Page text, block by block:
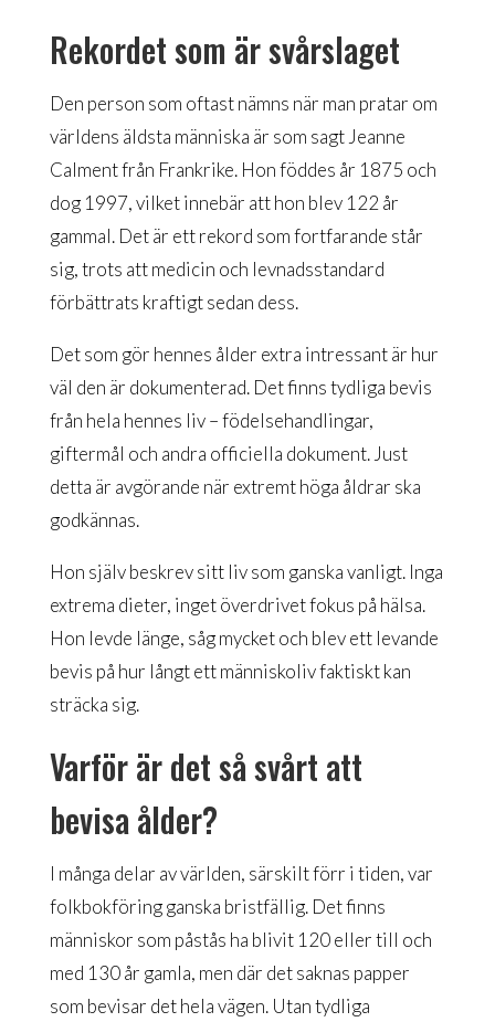
Rekordet som är svårslaget
Den person som oftast nämns när man pratar om
världens äldsta människa är som sagt Jeanne
Calment från Frankrike. Hon föddes år 1875 och
dog 1997, vilket innebär att hon blev 122 år
gammal. Det är ett rekord som fortfarande står
sig, trots att medicin och levnadsstandard
förbättrats kraftigt sedan dess.
Det som gör hennes ålder extra intressant är hur
väl den är dokumenterad. Det finns tydliga bevis
från hela hennes liv – födelsehandlingar,
giftermål och andra officiella dokument. Just
detta är avgörande när extremt höga åldrar ska
godkännas.
Hon själv beskrev sitt liv som ganska vanligt. Inga
extrema dieter, inget överdrivet fokus på hälsa.
Hon levde länge, såg mycket och blev ett levande
bevis på hur långt ett människoliv faktiskt kan
sträcka sig.
Varför är det så svårt att
bevisa ålder?
I många delar av världen, särskilt förr i tiden, var
folkbokföring ganska bristfällig. Det finns
människor som påstås ha blivit 120 eller till och
med 130 år gamla, men där det saknas papper
som bevisar det hela vägen. Utan tydliga